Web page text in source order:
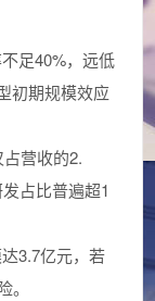
足40%，远低
初期规模效应
营收的2.
占比普遍超1
3.7亿元，若